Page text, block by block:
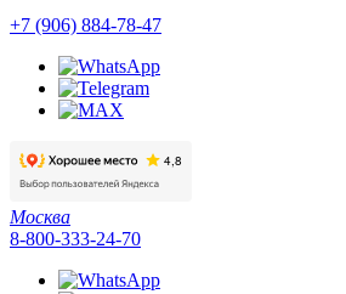
+7 (906) 884-78-47
Москва
8-800-333-24-70